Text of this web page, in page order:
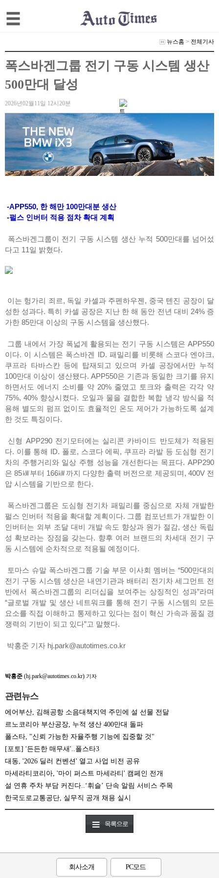
뉴스홈 > 전체기사
폭스바겐그룹 전기 구동 시스템 생산
500만대 달성
2026년02월11일 12시20분
-APP550, 한 해만 100만대분 생산
-펄스 인버터 적용 점차 확대 계획
폭스바겐그룹이 전기 구동 시스템 생산 누적 500만대를 넘어섰
다고 11일 밝혔다.
이는 헝가리 죄르, 독일 카셀과 주펜하우젠, 중국 텐진 공장이 달
성한 성과다. 특히 카셀 공장은 지난 한 해 동안 전년 대비 24% 증
가한 85만대 이상의 구동 시스템을 생산했다.
그룹 내에서 가장 폭넓게 활용되는 전기 구동 시스템은 APP550
이다. 이 시스템은 폭스바겐 ID. 패밀리를 비롯해 스코다 엔야크,
쿠프라 타바스칸 등에 탑재되고 있으며 카셀 공장에서만 누적
100만대 이상이 생산됐다. APP550은 기존과 동일한 크기를 유지
하면서도 에너지 소비를 약 20% 줄였고 토크와 출력은 각각 약
75%, 40% 향상시켰다. 오일과 물을 결합한 복합 냉각 방식을 적
용해 별도의 펌프 없이도 효율적인 온도 제어가 가능하도록 설계
한 것도 특징이다.
신형 APP290 전기모터에는 실리콘 카바이드 반도체가 적용된
다. 이를 통해 ID. 폴로, 스코다 에픽, 쿠프라 라발 등 도심형 전기
차의 주행거리와 일상 주행 성능을 개선한다는 목표다. APP290
은 85㎾부터 166㎾까지 다양한 출력 버전으로 제공되며, 400V 전
압 시스템을 기반으로 한다.
폭스바겐그룹은 도심형 전기차 패밀리를 중심으로 자체 개발한
펄스 인버터 적용을 확대할 계획이다. 그룹 컴포넌트가 개발한 이
인버터는 외부 조달 대비 개발 속도 향상과 원가 절감, 생산 독립
성 확보라는 장점을 갖는다. 향후 여러 브랜드의 차세대 전기 구
동 시스템에 순차적으로 적용될 예정이다.
토마스 슈말 폭스바겐그룹 기술 부문 이사회 멤버는 “500만대의
전기 구동 시스템 생산은 내연기관과 배터리 전기차 세그먼트 전
반에서 폭스바겐그룹의 리더십을 보여주는 상징적인 성과”라며
“글로벌 개발 및 생산 네트워크를 통해 전기 구동 시스템의 모든
요소를 직접 이해하고 통제하고 있다는 점이 혁신 가속과 품질 경
쟁력의 기반이 되고 있다”고 말했다.
박홍준 기자 hj.park@autotimes.co.kr
박홍준 (hj.park@autotimes.co.kr) 기자
관련뉴스
에어부산, 김해공항 소음대책지역 주민에 설 선물 전달
르노코리아 부산공장, 누적 생산 400만대 돌파
폴스타, "신뢰 가능한 자율주행 기능에 집중할 것"
[포토] '든든한 매무새'..폴스타3
대동, '2026 딜러 컨벤션' 열고 사업 비전 공유
마세라티코리아, '마이 퍼스트 마세라티' 캠페인 전개
설 연휴 주차 부담 커진다..‘휘슬’ 단속 알림 서비스 주목
한국도로교통공단, 실무직 공개 채용 실시
목록으로
회사소개 PC모드